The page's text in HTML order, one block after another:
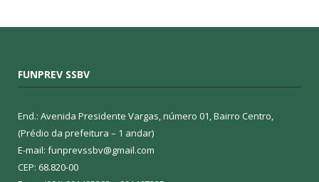
FUNPREV SSBV
End.: Avenida Presidente Vargas, número 01, Bairro Centro,
(Prédio da prefeitura – 1 andar)
E-mail: funprevssbv@gmail.com
CEP: 68.820-00